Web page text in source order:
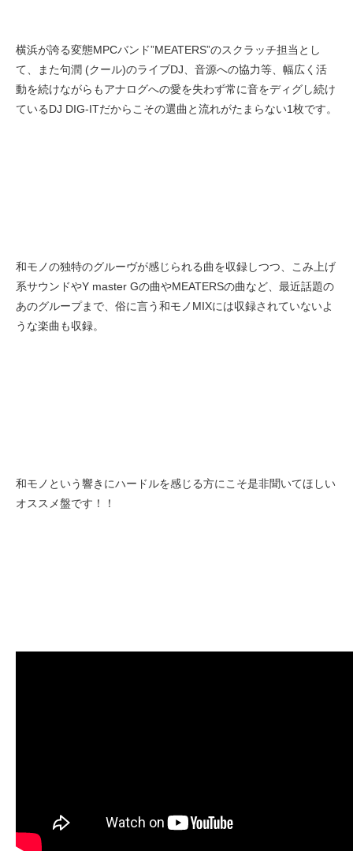
横浜が誇る変態MPCバンド”MEATERS”のスクラッチ担当とし
て、また句潤 (クール)のライブDJ、音源への協力等、幅広く活
動を続けながらもアナログへの愛を失わず常に音をディグし続け
ているDJ DIG-ITだからこその選曲と流れがたまらない1枚です。
和モノの独特のグルーヴが感じられる曲を収録しつつ、こみ上げ
系サウンドやY master Gの曲やMEATERSの曲など、最近話題の
あのグループまで、俗に言う和モノMIXには収録されていないよ
うな楽曲も収録。
和モノという響きにハードルを感じる方にこそ是非聞いてほしい
オススメ盤です！！